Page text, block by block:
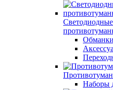
Наборы